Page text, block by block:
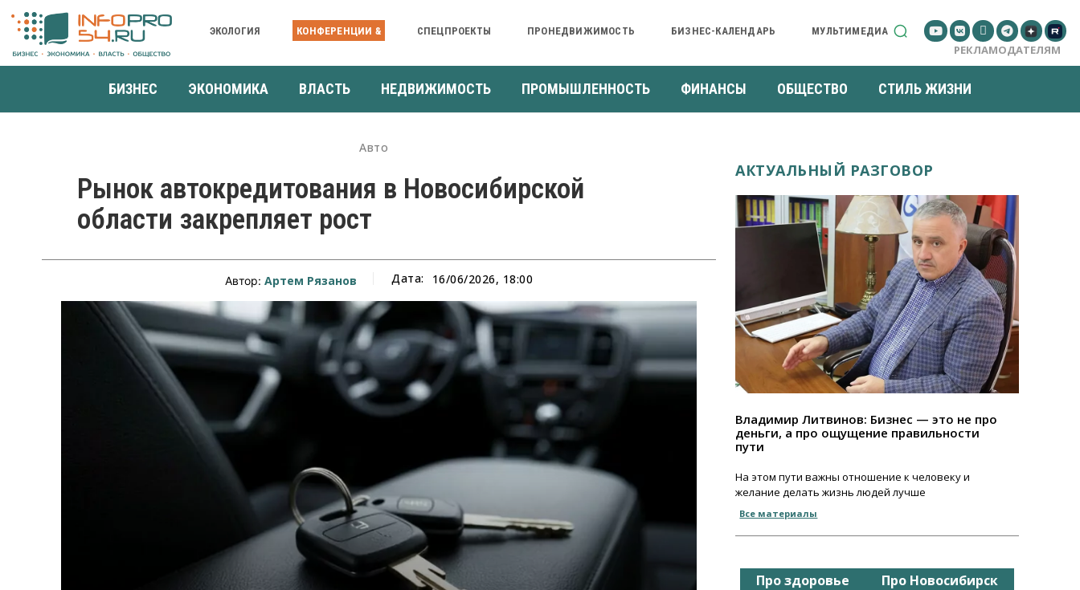
ЭКОЛОГИЯ КОНФЕРЕНЦИИ & СПЕЦПРОЕКТЫ ПРОНЕДВИЖИМОСТЬ БИЗНЕС-КАЛЕНДАРЬ МУЛЬТИМЕДИА
РЕКЛАМОДАТЕЛЯМ
БИЗНЕС ЭКОНОМИКА ВЛАСТЬ НЕДВИЖИМОСТЬ ПРОМЫШЛЕННОСТЬ ФИНАНСЫ ОБЩЕСТВО СТИЛЬ ЖИЗНИ
Авто
Рынок автокредитования в Новосибирской
области закрепляет рост
Автор:Артем Рязанов Дата: 16/06/2026, 18:00
АКТУАЛЬНЫЙ РАЗГОВОР
Владимир Литвинов: Бизнес — это не про
деньги, а про ощущение правильности
пути
На этом пути важны отношение к человеку и
желание делать жизнь людей лучше
Все материалы
Про здоровье Про Новосибирск